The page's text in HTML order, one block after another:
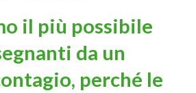
il più possibile
da un
perché le